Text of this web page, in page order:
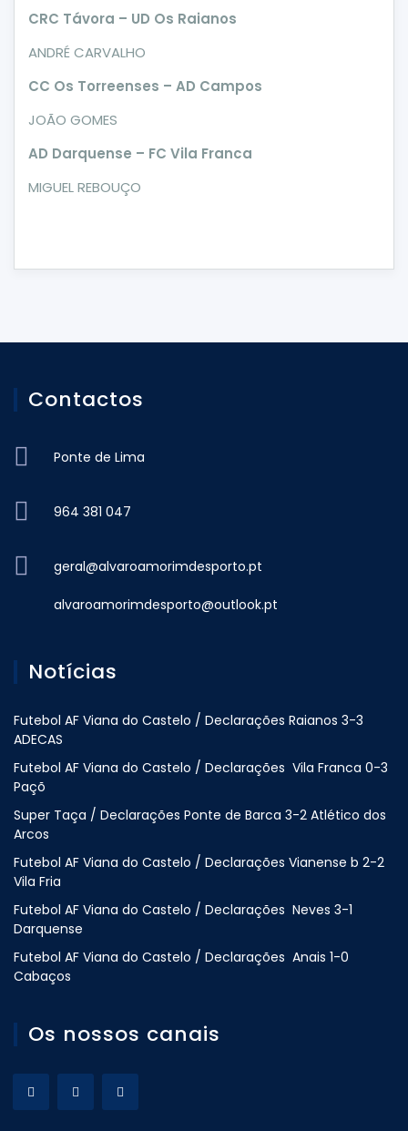
CRC Távora – UD Os Raianos
ANDRÉ CARVALHO
CC Os Torreenses – AD Campos
JOÃO GOMES
AD Darquense – FC Vila Franca
MIGUEL REBOUÇO
Contactos
Ponte de Lima
964 381 047
geral@alvaroamorimdesporto.pt
alvaroamorimdesporto@outlook.pt
Notícias
Futebol AF Viana do Castelo / Declarações Raianos 3-3
ADECAS
Futebol AF Viana do Castelo / Declarações Vila Franca 0-3
Paçõ
Super Taça / Declarações Ponte de Barca 3-2 Atlético dos
Arcos
Futebol AF Viana do Castelo / Declarações Vianense b 2-2
Vila Fria
Futebol AF Viana do Castelo / Declarações Neves 3-1
Darquense
Futebol AF Viana do Castelo / Declarações Anais 1-0
Cabaços
Os nossos canais